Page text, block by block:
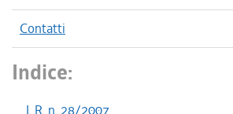
Contatti
Indice:
L.R. n. 28/2007